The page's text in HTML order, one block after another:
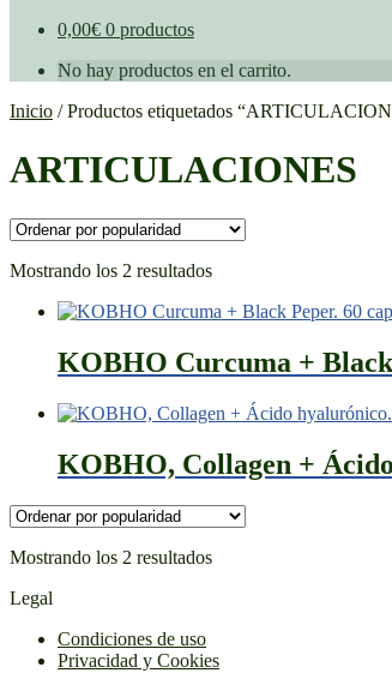
0,00€ 0 productos
No hay productos en el carrito.
Inicio /Productos etiquetados
ARTICULACIONES
Mostrando los 2 resultadosOrdenado
popularidad
KOBHO Curcuma + Black
KOBHO, Collagen +
Mostrando los 2 resultadosOrdenado
Legal
Condiciones de uso
Privacidad y Cookies